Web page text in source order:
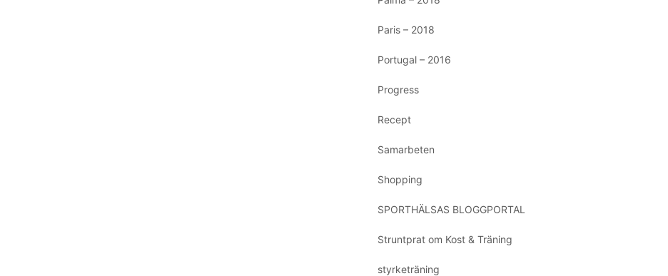
Paris – 2018
Portugal – 2016
Progress
Recept
Samarbeten
Shopping
SPORTHÄLSAS BLOGGPORTAL
Struntprat om Kost & Träning
styrketräning